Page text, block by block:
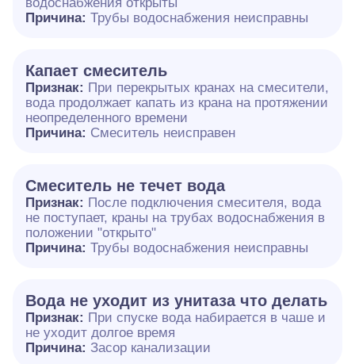
Причина: Трубы водоснабжения неисправны
Капает смеситель
Признак: При перекрытых кранах на смесители,
вода продолжает капать из крана на протяжении
неопределенного времени
Причина: Смеситель неисправен
Смеситель не течет вода
Признак: После подключения смесителя, вода
не поступает, краны на трубах водоснабжения в
положении "открыто"
Причина: Трубы водоснабжения неисправны
Вода не уходит из унитаза что делать
Признак: При спуске вода набирается в чаше и
не уходит долгое время
Причина: Засор канализации